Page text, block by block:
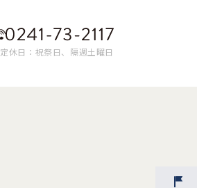
定休日：祝祭日、隔週土曜日